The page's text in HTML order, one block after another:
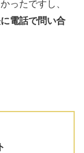
ったですし、
電話で問い合